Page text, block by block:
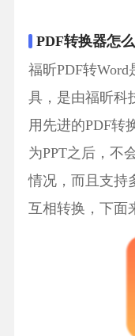
PDF转换器怎
福昕PDF转
具，是由福昕科
用先进的PDF转
为PPT之后，不
情况，而且支持
互相转换，下面